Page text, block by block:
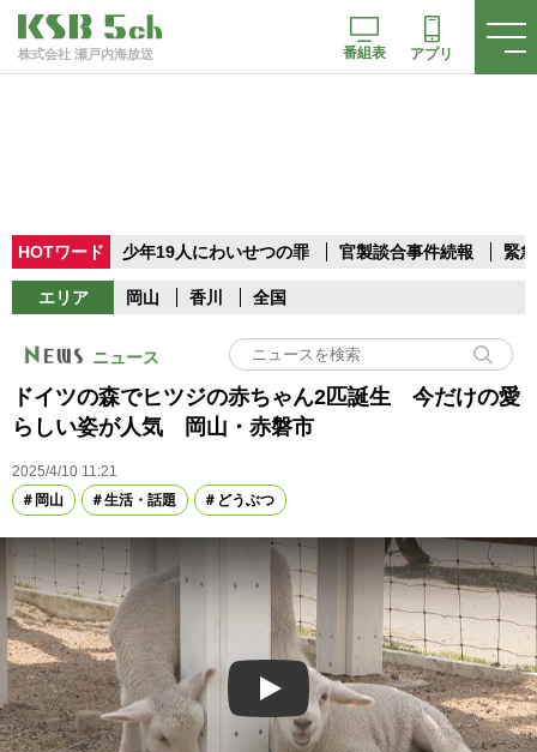
株式会社 瀬戸内海放送 番組表 アプリ
HOTワード 少年19人にわいせつの罪 官製談合事件続報 緊
エリア 岡山 香川 全国
ニュース
ドイツの森でヒツジの赤ちゃん2匹誕生 今だけの愛
らしい姿が人気 岡山・赤磐市
2025/4/10 11:21
岡山
生活・話題 どうぶつ
Play